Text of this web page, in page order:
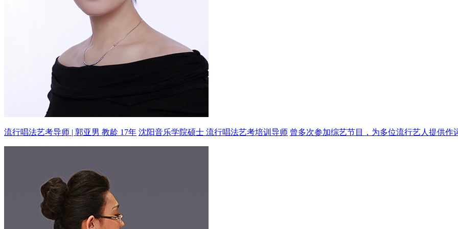
流行唱法艺考导师 | 郭亚男 教龄 17年 沈阳音乐学院硕士 流行唱法艺考培训导师 曾多次参加综艺节目，为多位流行艺人提供作